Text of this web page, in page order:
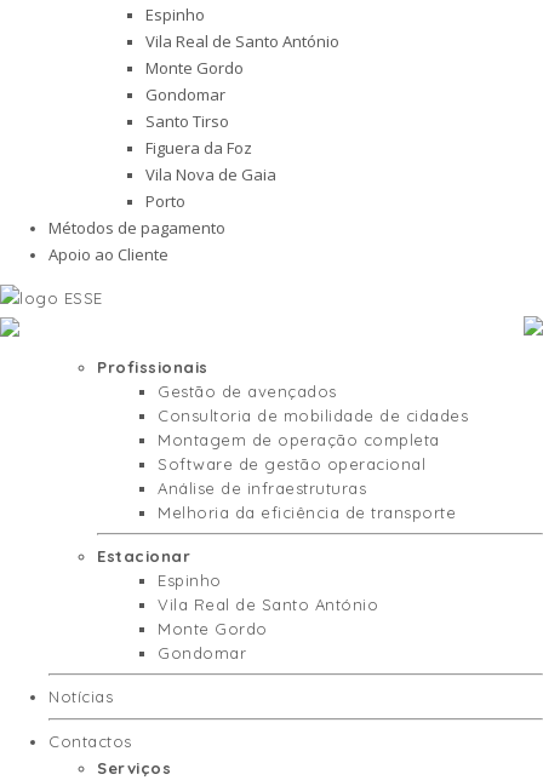
Espinho
Vila Real de Santo António
Monte Gordo
Gondomar
Santo Tirso
Figuera da Foz
Vila Nova de Gaia
Porto
Métodos de pagamento
Apoio ao Cliente
Profissionais
Gestão de avençados
Consultoria de mobilidade de cidades
Montagem de operação completa
Software de gestão operacional
Análise de infraestruturas
Melhoria da eficiência de transporte
Estacionar
Espinho
Vila Real de Santo António
Monte Gordo
Gondomar
Notícias
Contactos
Serviços